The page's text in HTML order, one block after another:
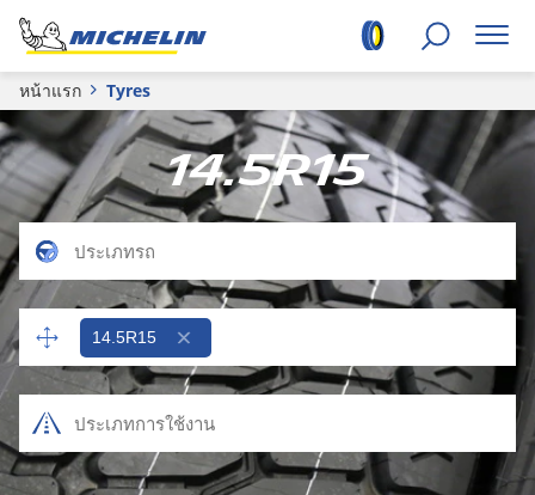
หน้าแรก Tyres
14.5R15
14.5R15